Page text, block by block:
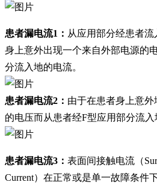
患者漏电流1： 从应用部分经患者
身上意外出现一个来自外部电源的
分流入地的电流。
患者漏电流2： 由于在患者身上意
的电压而从患者经F型应用部分流入
患者漏电流3： 表面间接触电流（
Current）在正常或是单一故障条件